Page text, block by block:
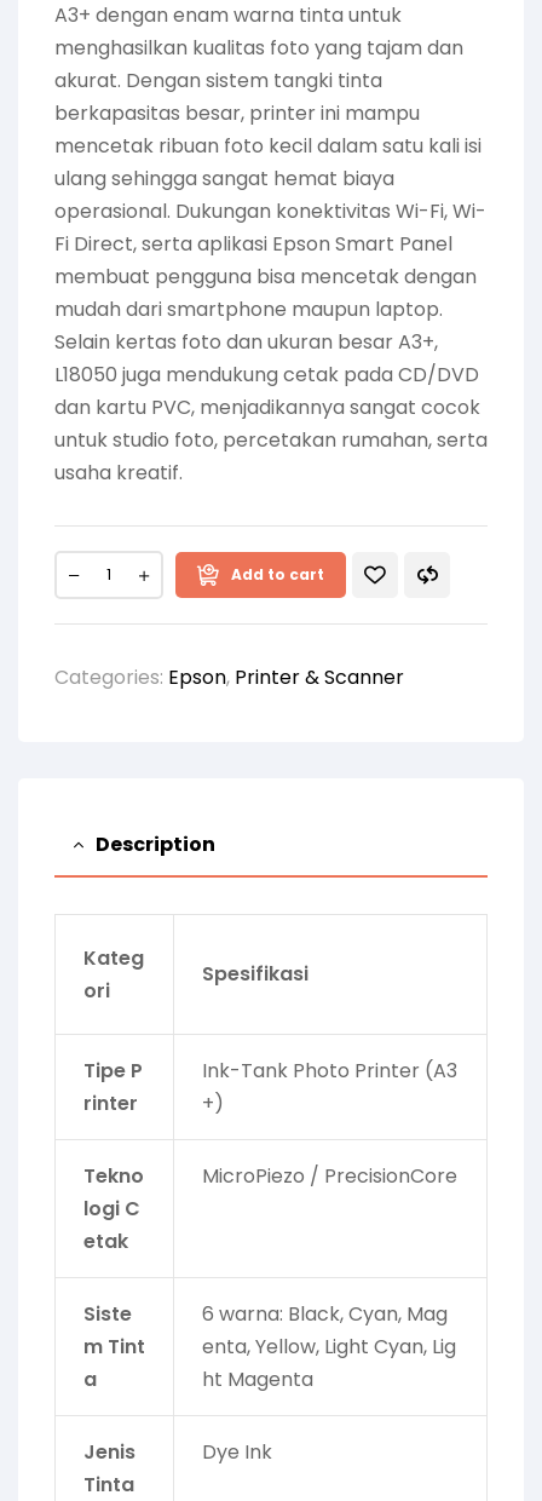
A3+ dengan enam warna tinta untuk
menghasilkan kualitas foto yang tajam dan
akurat. Dengan sistem tangki tinta
berkapasitas besar, printer ini mampu
mencetak ribuan foto kecil dalam satu kali isi
ulang sehingga sangat hemat biaya
operasional. Dukungan konektivitas Wi-Fi, Wi-
Fi Direct, serta aplikasi Epson Smart Panel
membuat pengguna bisa mencetak dengan
mudah dari smartphone maupun laptop.
Selain kertas foto dan ukuran besar A3+,
L18050 juga mendukung cetak pada CD/DVD
dan kartu PVC, menjadikannya sangat cocok
untuk studio foto, percetakan rumahan, serta
usaha kreatif.
Add to cart
Categories: Epson, Printer & Scanner
Description
Kateg
ori
Spesifikasi
Tipe P
rinter
Ink-Tank Photo Printer (A3
+)
Tekno
logi C
etak
MicroPiezo / PrecisionCore
Siste
m Tint
a
6 warna: Black, Cyan, Mag
enta, Yellow, Light Cyan, Lig
ht Magenta
Jenis
Tinta
Dye Ink